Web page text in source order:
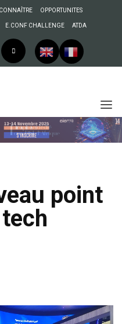
OPPORTUNITES
E.CONF CHALLENGE ATDA
point